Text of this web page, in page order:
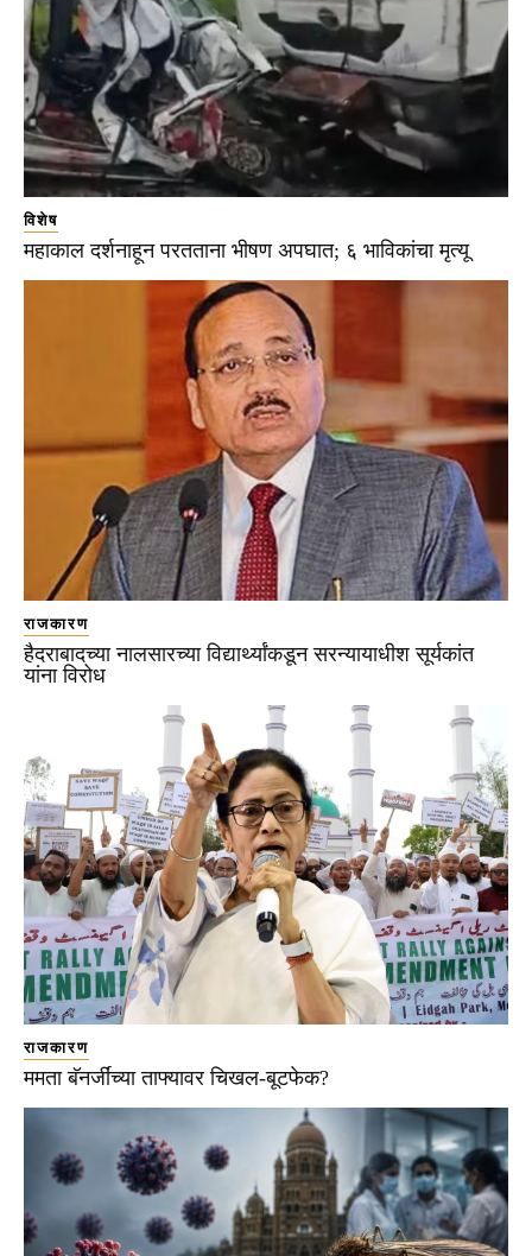
विशेष
महाकाल दर्शनाहून परतताना भीषण अपघात; ६ भाविकांचा मृत्यू
राजकारण
हैदराबादच्या नालसारच्या विद्यार्थ्यांकडून सरन्यायाधीश सूर्यकांत
यांना विरोध
राजकारण
ममता बॅनर्जींच्या ताफ्यावर चिखल-बूटफेक?